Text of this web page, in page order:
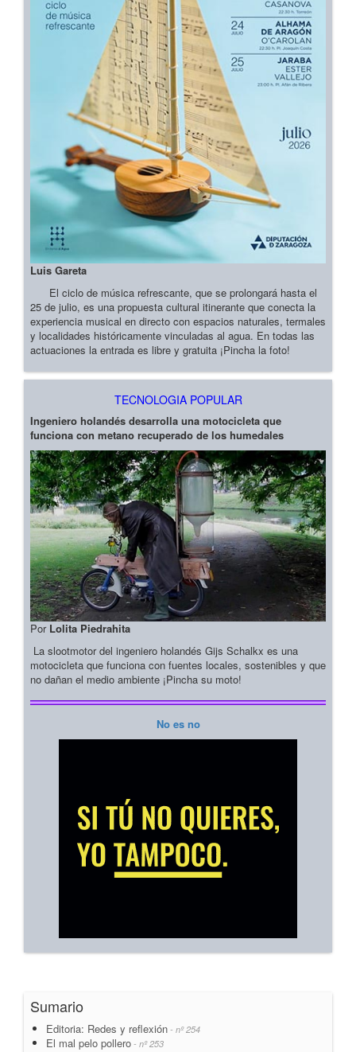
Luis Gareta
El ciclo de música refrescante, que se prolongará hasta el
25 de julio, es una propuesta cultural itinerante que conecta la
experiencia musical en directo con espacios naturales, termales
y localidades históricamente vinculadas al agua. En todas las
actuaciones la entrada es libre y gratuita ¡Pincha la foto!
TECNOLOGIA POPULAR
Ingeniero holandés desarrolla una motocicleta que
funciona con metano recuperado de los humedales
Por Lolita Piedrahita
La slootmotor del ingeniero holandés Gijs Schalkx es una
motocicleta que funciona con fuentes locales, sostenibles y que
no dañan el medio ambiente ¡Pincha su moto!
No es no
Sumario
Editoria: Redes y reflexión - nº 254
El mal pelo pollero - nº 253